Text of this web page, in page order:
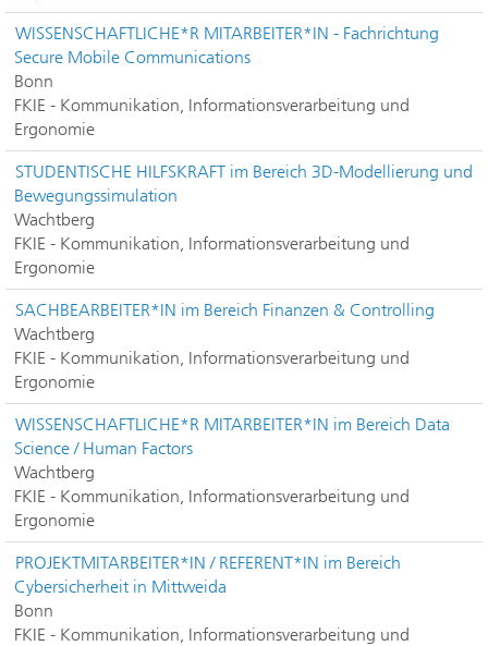
WISSENSCHAFTLICHE*R MITARBEITER*IN - Fachrichtung
Secure Mobile Communications
Bonn
FKIE - Kommunikation, Informationsverarbeitung und
Ergonomie
STUDENTISCHE HILFSKRAFT im Bereich 3D-Modellierung und
Bewegungssimulation
Wachtberg
FKIE - Kommunikation, Informationsverarbeitung und
Ergonomie
SACHBEARBEITER*IN im Bereich Finanzen & Controlling
Wachtberg
FKIE - Kommunikation, Informationsverarbeitung und
Ergonomie
WISSENSCHAFTLICHE*R MITARBEITER*IN im Bereich Data
Science / Human Factors
Wachtberg
FKIE - Kommunikation, Informationsverarbeitung und
Ergonomie
PROJEKTMITARBEITER*IN / REFERENT*IN im Bereich
Cybersicherheit in Mittweida
Bonn
FKIE - Kommunikation, Informationsverarbeitung und